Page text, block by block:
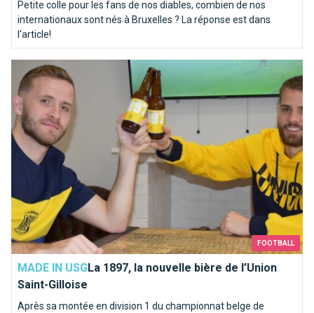
Petite colle pour les fans de nos diables, combien de nos
internationaux sont nés à Bruxelles ? La réponse est dans
l'article!
FOOTBALL
MADE IN USGLa 1897, la nouvelle bière de l’Union
Saint-Gilloise
Après sa montée en division 1 du championnat belge de
La 1897, la nouvelle bière de l’Union Saint-Gilloise